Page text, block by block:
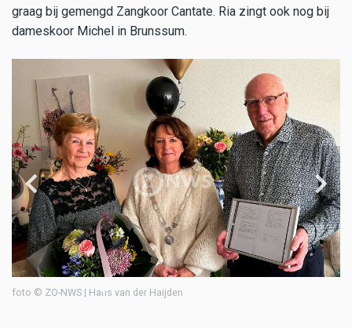
graag bij gemengd Zangkoor Cantate. Ria zingt ook nog bij
dameskoor Michel in Brunssum.
foto © ZO-NWS | Hans van der Haijden